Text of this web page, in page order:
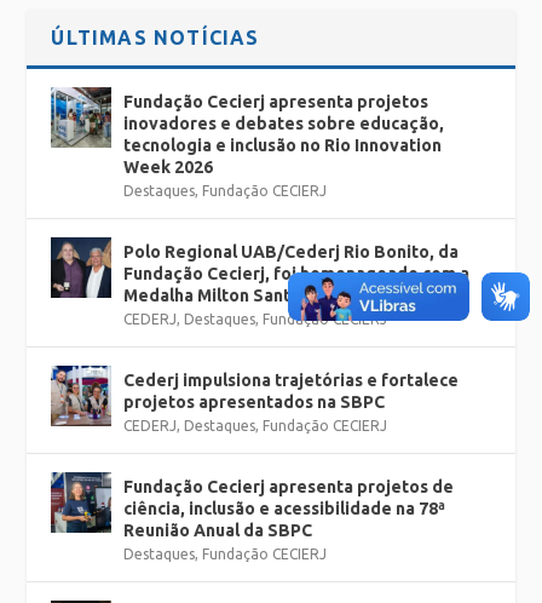
ÚLTIMAS NOTÍCIAS
Fundação Cecierj apresenta projetos
inovadores e debates sobre educação,
tecnologia e inclusão no Rio Innovation
Week 2026
Destaques, Fundação CECIERJ
Polo Regional UAB/Cederj Rio Bonito, da
Fundação Cecierj, foi homenageado com a
Medalha Milton Santos pela SBPC Jovem
CEDERJ, Destaques, Fundação CECIERJ
Cederj impulsiona trajetórias e fortalece
projetos apresentados na SBPC
CEDERJ, Destaques, Fundação CECIERJ
Fundação Cecierj apresenta projetos de
ciência, inclusão e acessibilidade na 78ª
Reunião Anual da SBPC
Destaques, Fundação CECIERJ